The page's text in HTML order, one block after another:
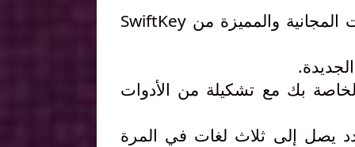
لوحة المفاتيح الخاصة بك مع السمات المجانية والمميزة من SwiftKey
الخاصة بك مع تشكيلة من الأدوات
من بين 60 لغة والكتابة بعدد يصل إلى ثلاث لغات في المرة